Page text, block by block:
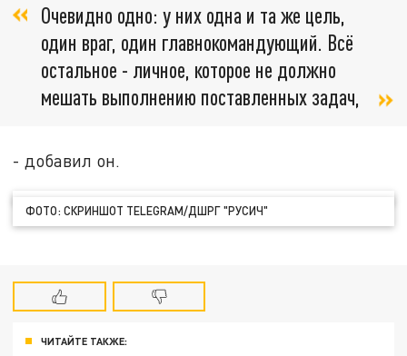
Очевидно одно: у них одна и та же цель,
один враг, один главнокомандующий. Всё
остальное - личное, которое не должно
мешать выполнению поставленных задач,
- добавил он.
ФОТО: СКРИНШОТ TELEGRAM/ДШРГ "РУСИЧ"
ЧИТАЙТЕ ТАКЖЕ: